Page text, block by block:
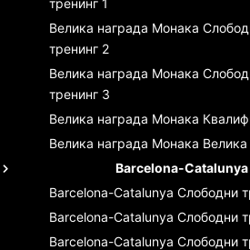
Велика награда Монака
тренинг 2
Велика награда Монака
тренинг 3
Велика награда Монака
Велика награда Монака
Barcelona-Catalunya
Barcelona-Catalunya Слободни
Barcelona-Catalunya Слободни
Barcelona-Catalunya Слободни